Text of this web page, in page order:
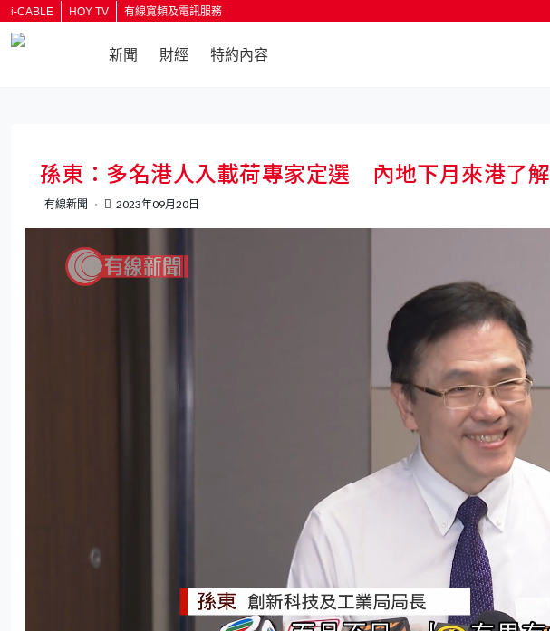
i-CABLE HOY TV 有線寬頻及電訊服務
新聞 財經 特約內容
孫東：多名港人入載荷專家定選 內地下月來港了解
有線新聞 2023年09月20日